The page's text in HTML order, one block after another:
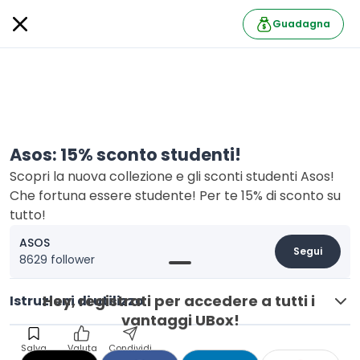
Guadagna
Asos: 15% sconto studenti!
Scopri la nuova collezione e gli sconti studenti Asos!
Che fortuna essere studente! Per te 15% di sconto su
tutto!
ASOS
8629 follower
Segui
Istruzioni di utilizzo
Salva Valuta Condividi
Hey, registrati per accedere a tutti i
vantaggi UBox!